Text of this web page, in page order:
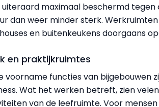
uiteraard maximaal beschermd
dan weer minder sterk.
en buitenkeukens doorgaans
en praktijkruimtes
voorname functies van bijgebouwen
Wat het werken betreft, zien
van de leefruimte. Voor